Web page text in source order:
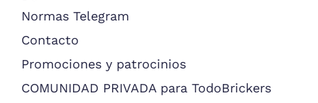
Normas Telegram
Contacto
Promociones y patrocinios
COMUNIDAD PRIVADA para TodoBrickers